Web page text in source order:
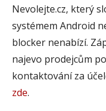
Nevolejte.cz, který
systémem Android
blocker nenabízí.
najevo prodejcům
kontaktování za
zde.